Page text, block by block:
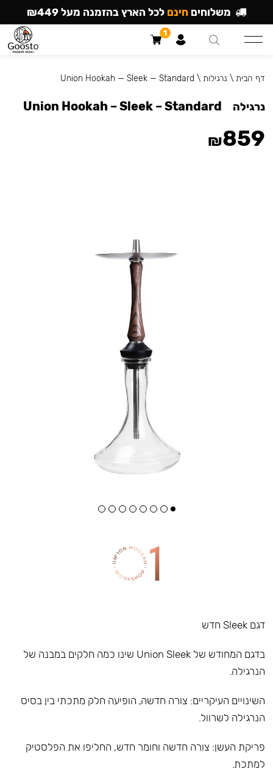
דגם Sleek חדש
בדגם המחודש של Union Sleek שינו כמה חלקים במבנה של
הנרגילה.
השינויים העיקריים: צורה חדשה, הופיעה חלק מתכתי בין בסיס
הנרגילה לשרוול.
פריקת העשן: צורה חדשה וחומר חדש, החליפו את הפלסטיק
למתכת.
דף הבית \ נרגילות \
Union Hookah — Sleek — Standard
נרגילה Union Hookah – Sleek – Standard
₪859
משלוחים חינם לכל הארץ בהזמנה מעל ₪449
1